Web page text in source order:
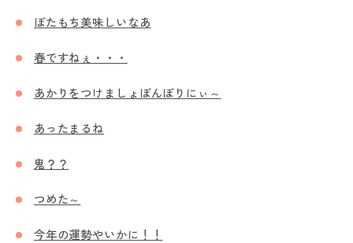
ぼたもち美味しいなあ
春ですねぇ・・・
あかりをつけましょぼんぼりにぃ～
あったまるね
鬼？？
つめた～
今年の運勢やいかに！！